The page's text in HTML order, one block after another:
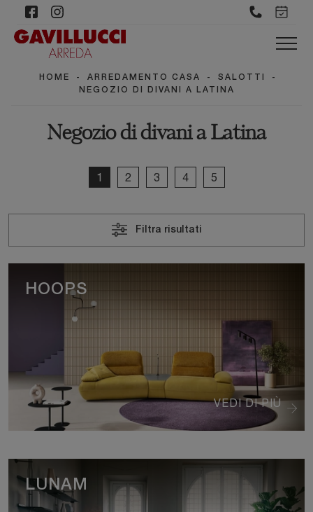
HOME - ARREDAMENTO CASA - SALOTTI
-
NEGOZIO DI DIVANI A LATINA
Negozio di divani a Latina
1 2 3 4 5
Filtra risultati
VEDI DI PIÙ
HOOPS
LUNAM